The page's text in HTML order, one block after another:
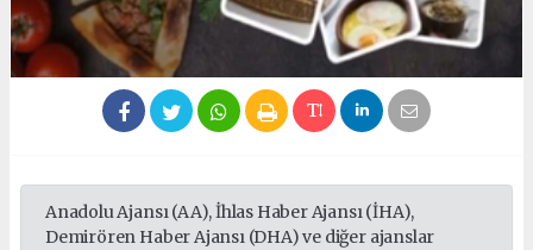
Anadolu Ajansı (AA), İhlas Haber Ajansı (İHA),
Demirören Haber Ajansı (DHA) ve diğer ajanslar